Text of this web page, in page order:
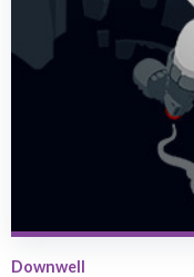
Downwell